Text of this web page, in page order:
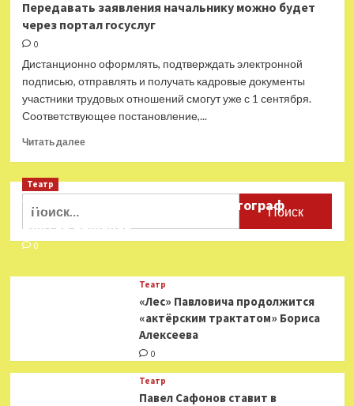
заявил,
что
находится
политики
Передавать заявления начальнику можно будет
через портал госуслуг
0
Дистанционно оформлять, подтверждать электронной
подписью, отправлять и получать кадровые документы
участники трудовых отношений смогут уже с 1 сентября.
Соответствующее постановление,...
Читать далееПрочитать
Передавать
можно
будет
портал
Найти:
Театр
Ушёл из жизни театральный фотограф
Виктор Баженов
0
Театр
«Лес» Павловича продолжится
«актёрским трактатом» Бориса
Алексеева
0
Театр
Павел Сафонов ставит в